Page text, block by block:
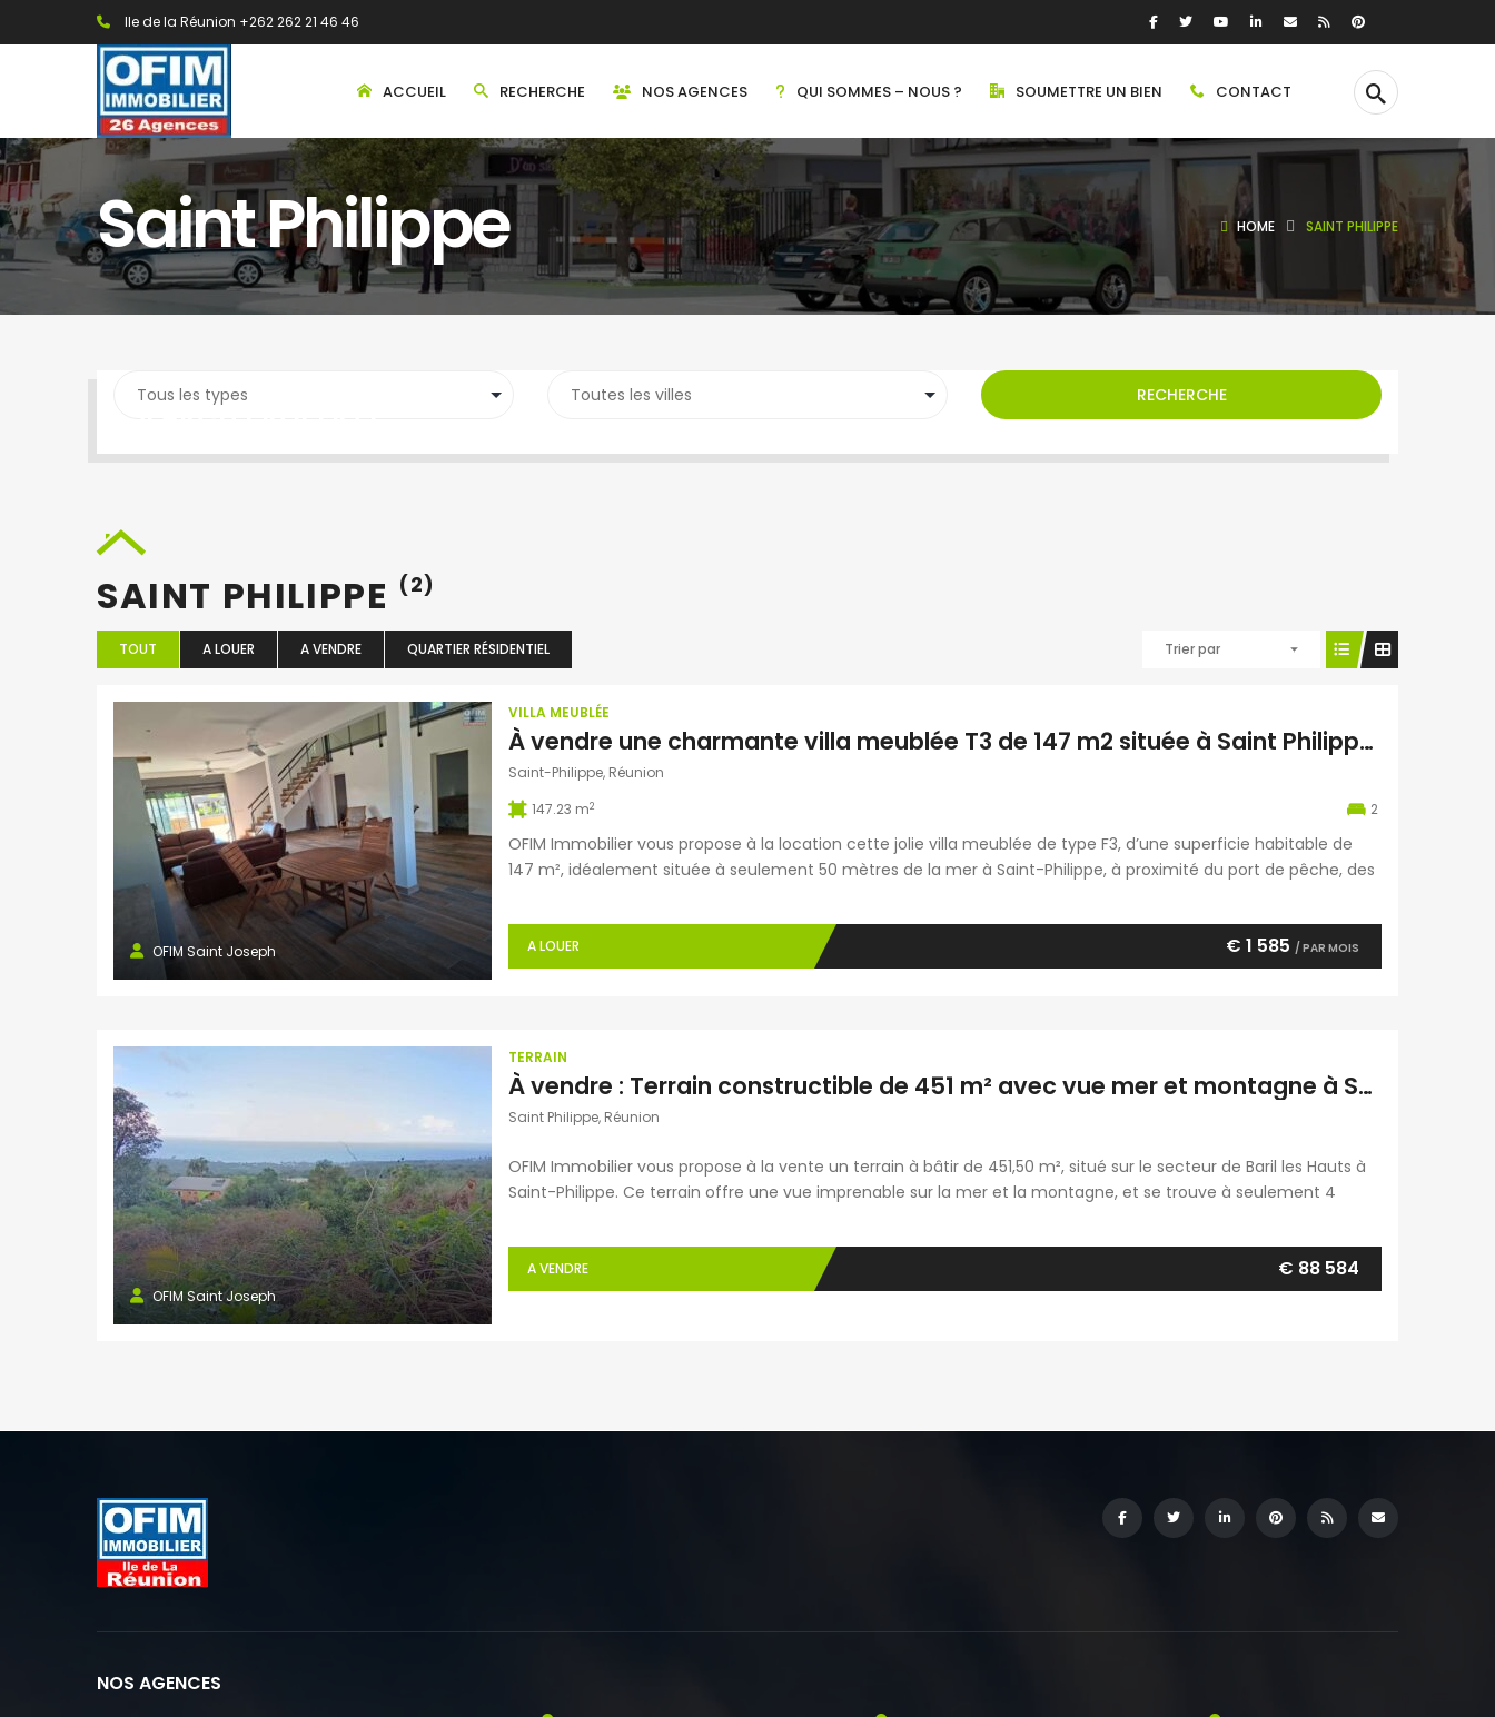
Ile de la Réunion +262 262 21 46 46
ACCUEIL RECHERCHE NOS AGENCES QUI SOMMES – NOUS ? SOUMETTRE UN BIEN CONTACT
Saint Philippe HOME SAINT PHILIPPE
SEARCH PROPERTY
RECHERCHE
SAINT PHILIPPE (2)
TOUT A LOUER A VENDRE QUARTIER RÉSIDENTIEL Trier par
OFIM Saint Joseph
VILLA MEUBLÉE
À vendre une charmante villa meublée T3 de 147 m2 située à Saint Philippe Réunion
Saint-Philippe, Réunion
147.23 m2 2
OFIM Immobilier vous propose à la location cette jolie villa meublée de type F3, d’une superficie habitable de
147 m², idéalement située à seulement 50 mètres de la mer à Saint-Philippe, à proximité du port de pêche, des
compose […]
A LOUER € 1 585 / PAR MOIS
OFIM Saint Joseph
TERRAIN
À vendre : Terrain constructible de 451 m² avec vue mer et montagne à Saint-Philippe, Baril les Hauts
Saint Philippe, Réunion
OFIM Immobilier vous propose à la vente un terrain à bâtir de 451,50 m², situé sur le secteur de Baril les Hauts à
Saint-Philippe. Ce terrain offre une vue imprenable sur la mer et la montagne, et se trouve à seulement 4
A VENDRE € 88 584
NOS AGENCES